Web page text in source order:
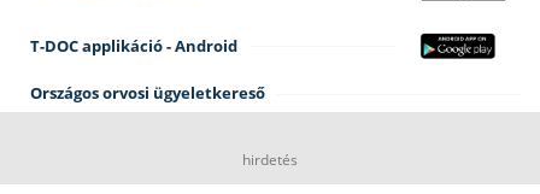
T-DOC applikáció - Android
Országos orvosi ügyeletkereső
hirdetés